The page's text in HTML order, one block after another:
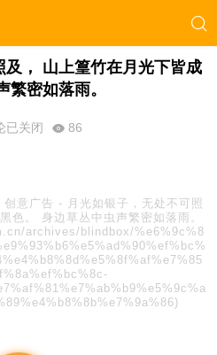
及， 山上篁竹在月光下皆成
繁密如落雨。
已关闭 86
创意广告 - 月光如银子，无处不可照
色。 身边草丛中虫声繁密如落雨。
archives/blindbox/%e6%9c%8